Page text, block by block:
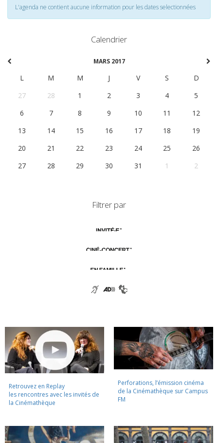
L'agenda ne contient aucune information pour les dates selectionnées
Calendrier
MARS 2017
L M M J V S
D
27
28 1 2 3 4
5
6
7 8 9 10 11
12
13
14 15 16 17 18
19
20
21 22 23 24 25
26
27
28 29 30 31 1 2
Filtrer par
Retrouvez en Replay
les rencontres avec les invités de
la Cinémathèque
Perforations, l’émission cinéma
de la Cinémathèque sur Campus
FM